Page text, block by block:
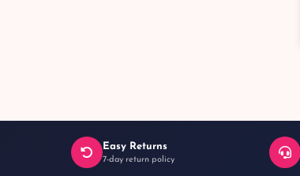
Easy Returns
7-day return policy